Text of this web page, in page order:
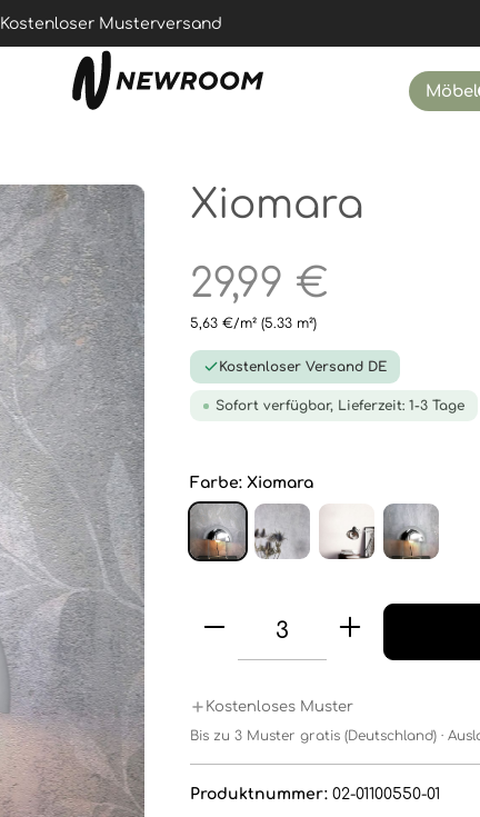
Kostenloser Musterversand
Möbel
Xiomara
29,99 €
5,63 €/m² (5.33 m²)
Kostenloser Versand DE
Sofort verfügbar, Lieferzeit: 1-3 Tage
Farbe: Xiomara
Kostenloses Muster
Bis zu 3 Muster gratis (Deutschland) ·
Produktnummer: 02-01100550-01